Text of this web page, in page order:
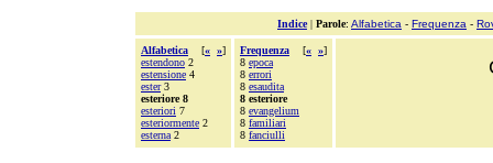
Indice| Parole: Alfabetica - Frequenza -
Alfabetica [« »]
estendono 2
estensione 4
ester3
esteriore 8
esteriori 7
esteriormente 2
esterna 2
Frequenza [« »]
8 epoca
8 errori
8 esaudita
8 esteriore
8 evangelium
8 familiari
8 fanciulli